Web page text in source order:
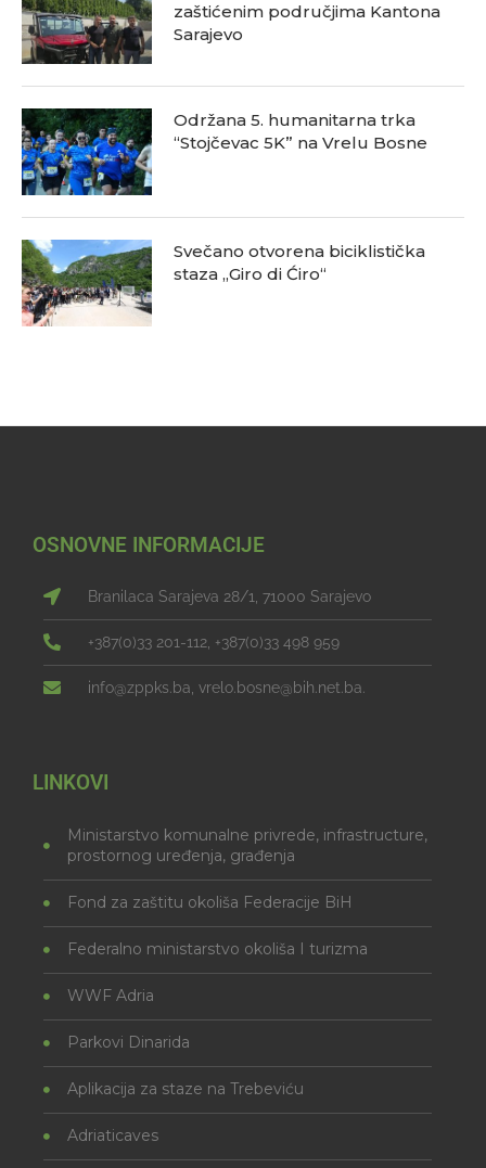
zaštićenim područjima Kantona
Sarajevo
Održana 5. humanitarna trka
“Stojčevac 5K” na Vrelu Bosne
Svečano otvorena biciklistička
staza „Giro di Ćiro“
OSNOVNE INFORMACIJE
Branilaca Sarajeva 28/1, 71000 Sarajevo
+387(0)33 201-112, +387(0)33 498 959
info@zppks.ba, vrelo.bosne@bih.net.ba.
LINKOVI
Ministarstvo komunalne privrede, infrastructure,
prostornog uređenja, građenja
Fond za zaštitu okoliša Federacije BiH
Federalno ministarstvo okoliša I turizma
WWF Adria
Parkovi Dinarida
Aplikacija za staze na Trebeviću
Adriaticaves